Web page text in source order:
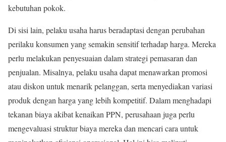
kebutuhan pokok.
Di sisi lain, pelaku usaha harus beradaptasi dengan perubahan
perilaku konsumen yang semakin sensitif terhadap harga. Mereka
perlu melakukan penyesuaian dalam strategi pemasaran dan
penjualan. Misalnya, pelaku usaha dapat menawarkan promosi
atau diskon untuk menarik pelanggan, serta menyediakan variasi
produk dengan harga yang lebih kompetitif. Dalam menghadapi
tekanan biaya akibat kenaikan PPN, perusahaan juga perlu
mengevaluasi struktur biaya mereka dan mencari cara untuk